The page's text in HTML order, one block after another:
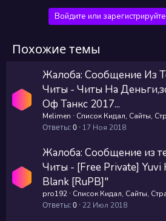
Войдите или
Похожие темы
Жалоба: Сообщение Из
Читы - Читы На
Оф Танкс 2017...
Melimen Список Кидал, Сайты,
Ответы 0 17 Ноя 2018
Жалоба: Сообщение из
Читы - [Free Private] Yuvi
Blank [RuPB]"
pro192 Список Кидал, Сайты,
Ответы 0 22 Июл 2018